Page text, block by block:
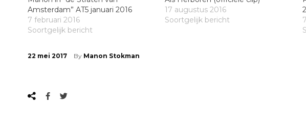
Amsterdam” AT5 januari 2016
7 februari 2016
Soortgelijk bericht
17 augustus 2016
Soortgelijk bericht
22 mei 2017 By Manon Stokman